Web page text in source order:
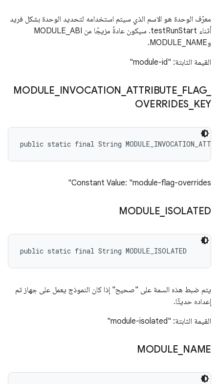
معرّف الوحدة هو الاسم الذي سيتم استخدامه لتحديد الوحدة بشكل فريد
أثناء testRunStart. سيكون عادةً مزيجًا من MODULE_ABI
وMODULE_NAME.
القيمة الثابتة: "module-id"
MODULE INVOCATION ATTRIBUTE FLAG_
OVERRIDES KEY
public static final String
Constant Value: "module-flag-overrides"
MODULE ISOLATED
public static final String MODULE_ISOLATED
يتم ضبط هذه السمة على "صحيح" إذا كان النموذج يعمل على جهاز تم
إعداده حديثًا.
القيمة الثابتة: "module-isolated"
MODULE NAME